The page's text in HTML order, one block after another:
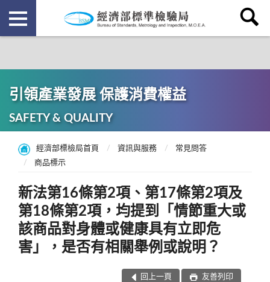
引領產業發展 保護消費權益
SAFETY & QUALITY
經濟部標檢局首頁 資訊與服務
常見問答
商品標示
新法第16條第2項、第17條第2項及
第18條第2項，均提到「情節重大或
該商品對身體或健康具有立即危
害」，是否有相關舉例或說明？
回上一頁 友善列印